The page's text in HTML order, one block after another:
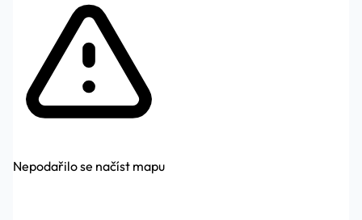
Nepodařilo se načíst mapu